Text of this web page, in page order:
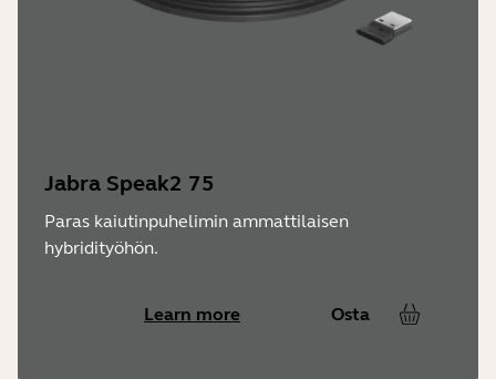
Jabra Speak2 75
Paras kaiutinpuhelimin ammattilaisen
hybridityöhön.
Learn more Osta